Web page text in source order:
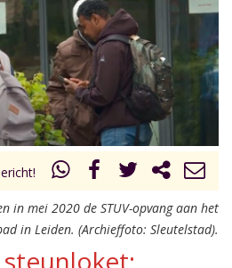
uur 1 van 0
in mei 2020 de STUV-opvang aan het
in Leiden. (Archieffoto: Sleutelstad).